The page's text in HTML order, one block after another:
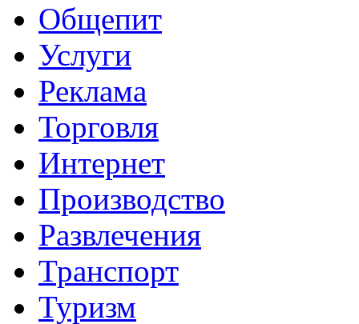
Общепит
Услуги
Реклама
Торговля
Интернет
Производство
Развлечения
Транспорт
Туризм